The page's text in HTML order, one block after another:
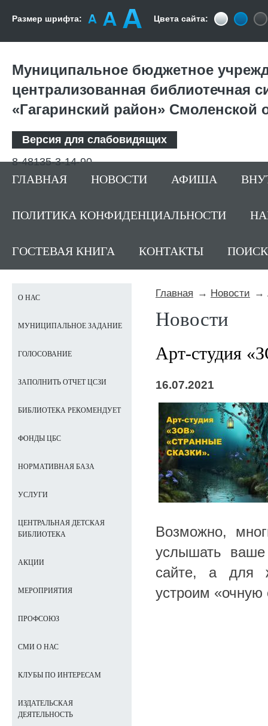
Размер шрифта: Цвета сайта:
Муниципальное бюджетное
централизованная библиотечная
«Гагаринский район» Смоленской
Версия для слабовидящих
8-48135-3-14-90
ГЛАВНАЯ НОВОСТИ АФИША
ПОЛИТИКА КОНФИДЕНЦИАЛЬНОСТИ
ГОСТЕВАЯ КНИГА КОНТАКТЫ ПОИСК
Главная Новости
Новости
Арт-студия
16.07.2021
Возможно,
услышать
сайте, а для
устроим «очную
О НАС
МУНИЦИПАЛЬНОЕ ЗАДАНИЕ
ГОЛОСОВАНИЕ
ЗАПОЛНИТЬ ОТЧЕТ ЦСЗИ
БИБЛИОТЕКА РЕКОМЕНДУЕТ
ФОНДЫ ЦБС
НОРМАТИВНАЯ БАЗА
УСЛУГИ
ЦЕНТРАЛЬНАЯ ДЕТСКАЯ
БИБЛИОТЕКА
АКЦИИ
МЕРОПРИЯТИЯ
ПРОФСОЮЗ
СМИ О НАС
КЛУБЫ ПО ИНТЕРЕСАМ
ИЗДАТЕЛЬСКАЯ
ДЕЯТЕЛЬНОСТЬ